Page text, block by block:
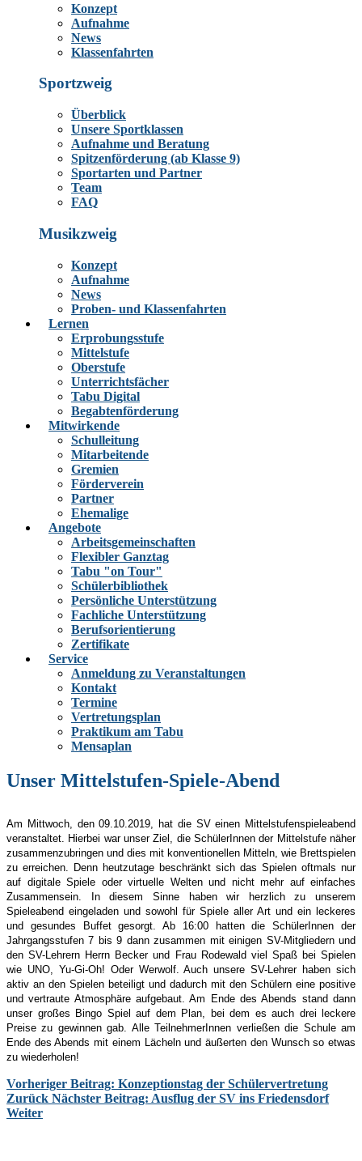
Konzept
Aufnahme
News
Klassenfahrten
Sportzweig
Überblick
Unsere Sportklassen
Aufnahme und Beratung
Spitzenförderung (ab Klasse 9)
Sportarten und Partner
Team
FAQ
Musikzweig
Konzept
Aufnahme
News
Proben- und Klassenfahrten
Lernen
Erprobungsstufe
Mittelstufe
Oberstufe
Unterrichtsfächer
Tabu Digital
Begabtenförderung
Mitwirkende
Schulleitung
Mitarbeitende
Gremien
Förderverein
Partner
Ehemalige
Angebote
Arbeitsgemeinschaften
Flexibler Ganztag
Tabu "on Tour"
Schülerbibliothek
Persönliche Unterstützung
Fachliche Unterstützung
Berufsorientierung
Zertifikate
Service
Anmeldung zu Veranstaltungen
Kontakt
Termine
Vertretungsplan
Praktikum am Tabu
Mensaplan
Unser Mittelstufen-Spiele-Abend
Am Mittwoch, den 09.10.2019, hat die SV einen Mittelstufenspieleabend
veranstaltet. Hierbei war unser Ziel, die SchülerInnen der Mittelstufe näher
zusammenzubringen und dies mit konventionellen Mitteln, wie Brettspielen
zu erreichen. Denn heutzutage beschränkt sich das Spielen oftmals nur
auf digitale Spiele oder virtuelle Welten und nicht mehr auf einfaches
Zusammensein. In diesem Sinne haben wir herzlich zu unserem
Spieleabend eingeladen und sowohl für Spiele aller Art und ein leckeres
und gesundes Buffet gesorgt. Ab 16:00 hatten die SchülerInnen der
Jahrgangsstufen 7 bis 9 dann zusammen mit einigen SV-Mitgliedern und
den SV-Lehrern Herrn Becker und Frau Rodewald viel Spaß bei Spielen
wie UNO, Yu-Gi-Oh! Oder Werwolf. Auch unsere SV-Lehrer haben sich
aktiv an den Spielen beteiligt und dadurch mit den Schülern eine positive
und vertraute Atmosphäre aufgebaut. Am Ende des Abends stand dann
unser großes Bingo Spiel auf dem Plan, bei dem es auch drei leckere
Preise zu gewinnen gab. Alle TeilnehmerInnen verließen die Schule am
Ende des Abends mit einem Lächeln und äußerten den Wunsch so etwas
zu wiederholen!
Vorheriger Beitrag: Konzeptionstag der Schülervertretung
Zurück Nächster Beitrag: Ausflug der SV ins Friedensdorf
Weiter